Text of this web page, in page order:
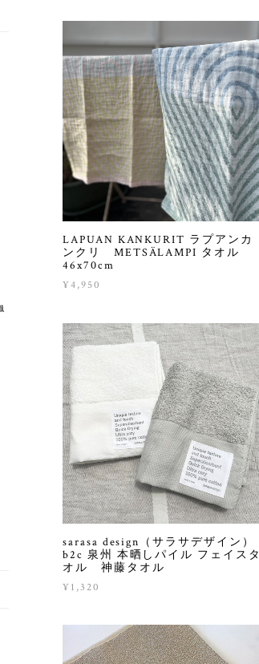
LAPUAN KANKURIT ラプアンカ
ンクリ METSÄLAMPI タオル
46x70cm
¥4,950
sarasa design（サラサデザイン）
b2c 泉州 本晒しパイル フェイスタ
オル 神藤タオル
¥1,320